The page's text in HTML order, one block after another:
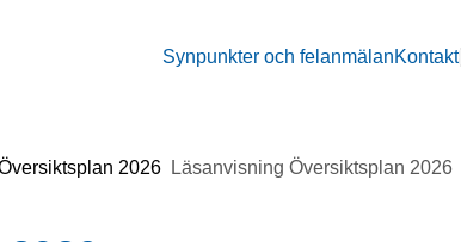
Synpunkter och felanmälanKontakt
2026 Läsanvisning Översiktsplan 2026